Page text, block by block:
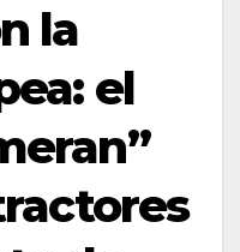
la
el